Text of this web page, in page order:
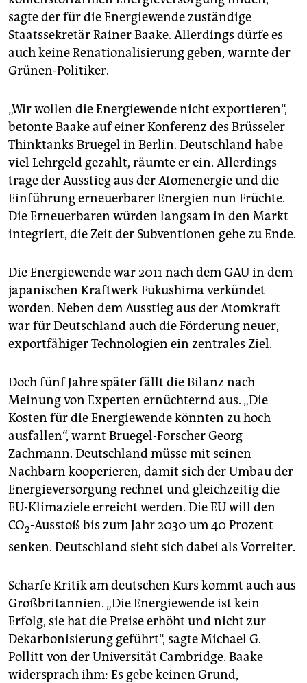
genossenschaft
epaper login
sagte der für die Energiewende zuständige
Staatssekretär Rainer Baake. Allerdings dürfe es
auch keine Renationalisierung geben, warnte der
Grünen-Politiker.
„Wir wollen die Energiewende nicht exportieren“,
betonte Baake auf einer Konferenz des Brüsseler
Thinktanks Bruegel in Berlin. Deutschland habe
viel Lehrgeld gezahlt, räumte er ein. Allerdings
trage der Ausstieg aus der Atomenergie und die
Einführung erneuerbarer Energien nun Früchte.
Die Erneuerbaren würden langsam in den Markt
integriert, die Zeit der Subventionen gehe zu Ende.
Die Energiewende war 2011 nach dem GAU in dem
japanischen Kraftwerk Fukushima verkündet
worden. Neben dem Ausstieg aus der Atomkraft
war für Deutschland auch die Förderung neuer,
exportfähiger Technologien ein zentrales Ziel.
Doch fünf Jahre später fällt die Bilanz nach
Meinung von Experten ernüchternd aus. „Die
Kosten für die Energiewende könnten zu hoch
ausfallen“, warnt Bruegel-Forscher Georg
Zachmann. Deutschland müsse mit seinen
Nachbarn kooperieren, damit sich der Umbau der
Energieversorgung rechnet und gleichzeitig die
EU-Klimaziele erreicht werden. Die EU will den
CO2-Ausstoß bis zum Jahr 2030 um 40 Prozent
senken. Deutschland sieht sich dabei als Vorreiter.
Scharfe Kritik am deutschen Kurs kommt auch aus
Großbritannien. „Die Energiewende ist kein
Erfolg, sie hat die Preise erhöht und nicht zur
Dekarbonisierung geführt“, sagte Michael G.
Pollitt von der Universität Cambridge. Baake
widersprach ihm: Es gebe keinen Grund,